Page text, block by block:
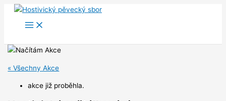
Přeskočit
« Všechny Akce
akce již proběhla.